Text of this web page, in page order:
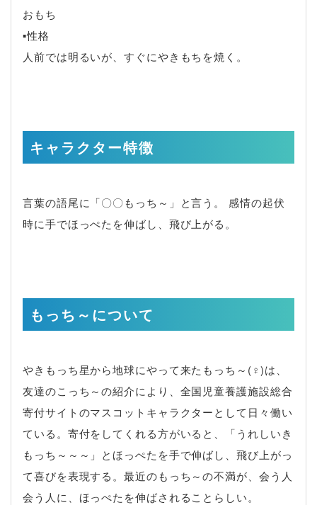
おもち
▪性格
人前では明るいが、すぐにやきもちを焼く。
キャラクター特徴
言葉の語尾に「〇〇もっち～」と言う。 感情の起伏
時に手でほっぺたを伸ばし、飛び上がる。
もっち～について
やきもっち星から地球にやって来たもっち～(♀)は、
友達のこっち～の紹介により、全国児童養護施設総合
寄付サイトのマスコットキャラクターとして日々働い
ている。寄付をしてくれる方がいると、「うれしいき
もっち～～～」とほっぺたを手で伸ばし、飛び上がっ
て喜びを表現する。最近のもっち～の不満が、会う人
会う人に、ほっぺたを伸ばされることらしい。